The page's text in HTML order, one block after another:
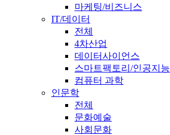
마케팅/비즈니스
IT/데이터
전체
4차산업
데이터사이언스
스마트팩토리/인공지능
컴퓨터 과학
인문학
전체
문화예술
사회문화